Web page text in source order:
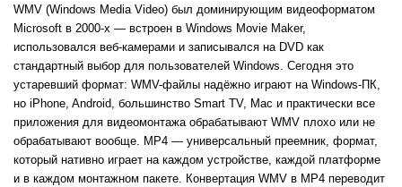
WMV (Windows Media Video) был доминирующим видеоформатом
Microsoft в 2000-х — встроен в Windows Movie Maker,
использовался веб-камерами и записывался на DVD как
стандартный выбор для пользователей Windows. Сегодня это
устаревший формат: WMV-файлы надёжно играют на Windows-ПК,
но iPhone, Android, большинство Smart TV, Mac и практически все
приложения для видеомонтажа обрабатывают WMV плохо или не
обрабатывают вообще. MP4 — универсальный преемник, формат,
который нативно играет на каждом устройстве, каждой платформе
и в каждом монтажном пакете. Конвертация WMV в MP4 переводит